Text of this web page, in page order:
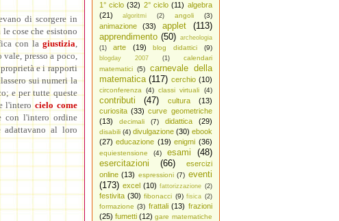
1° ciclo (32) 2° ciclo (11) algebra
(21)
algoritmi (2) angoli (3)
animazione (33) applet
(113)
apprendimento (50) archeologia
(1)
arte (19) blog didattici (9)
blogday 2007 (1)
calendari
matematici
(5)
carnevale della
matematica (117) cerchio (10)
circonferenza (4) classi virtuali (4)
contributi (47) cultura
(13)
curiosita (33) curve geometriche
(13)
decimali (7) didattica (29)
disabili (4) divulgazione (30) ebook
(27) educazione (19) enigmi (36)
equiestensione (4) esami
(48)
esercitazioni
(66)
esercizi
online (13) espressioni (7) eventi
(173) excel (10) fattorizzazione (2)
festivita (30) fibonacci (9) fisica (2)
formazione (3) frattali (13) frazioni
(25) fumetti (12) gare matematiche
di scorgere in
cose che esistono
con la giustizia,
vale, presso a poco,
e i rapporti
sui numeri la
e per tutte queste
l'intero cielo come
con l'intero ordine
al loro